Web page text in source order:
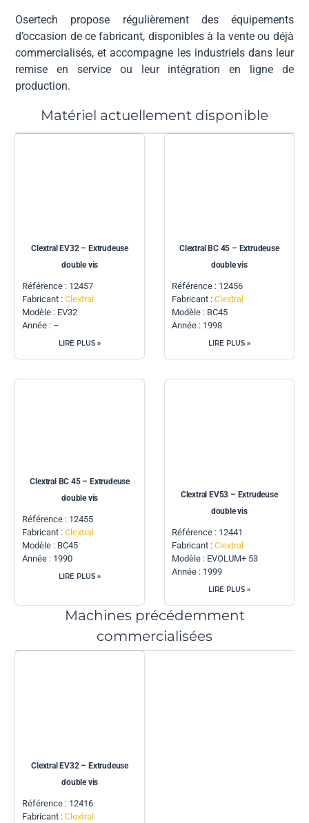
Osertech propose régulièrement des équipements
d’occasion de ce fabricant, disponibles à la vente ou déjà
commercialisés, et accompagne les industriels dans leur
remise en service ou leur intégration en ligne de
production.
Matériel actuellement disponible
Clextral EV32 – Extrudeuse
double vis
Référence : 12457
Fabricant :Clextral
Modèle : EV32
Année : –
LIRE PLUS »
Clextral BC 45 – Extrudeuse
double vis
Référence : 12456
Fabricant : Clextral
Modèle : BC45
Année : 1998
LIRE PLUS »
Clextral BC 45 – Extrudeuse
double vis
Référence : 12455
Fabricant :Clextral
Modèle : BC45
Année : 1990
LIRE PLUS »
Clextral EV53 – Extrudeuse
double vis
Référence : 12441
Fabricant : Clextral
Modèle : EVOLUM+ 53
Année : 1999
LIRE PLUS »
Machines précédemment
commercialisées
Clextral EV32 – Extrudeuse
double vis
Référence : 12416
Fabricant :Clextral